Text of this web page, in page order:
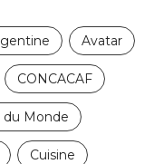
Avatar
CONCACAF
du Monde
Cuisine